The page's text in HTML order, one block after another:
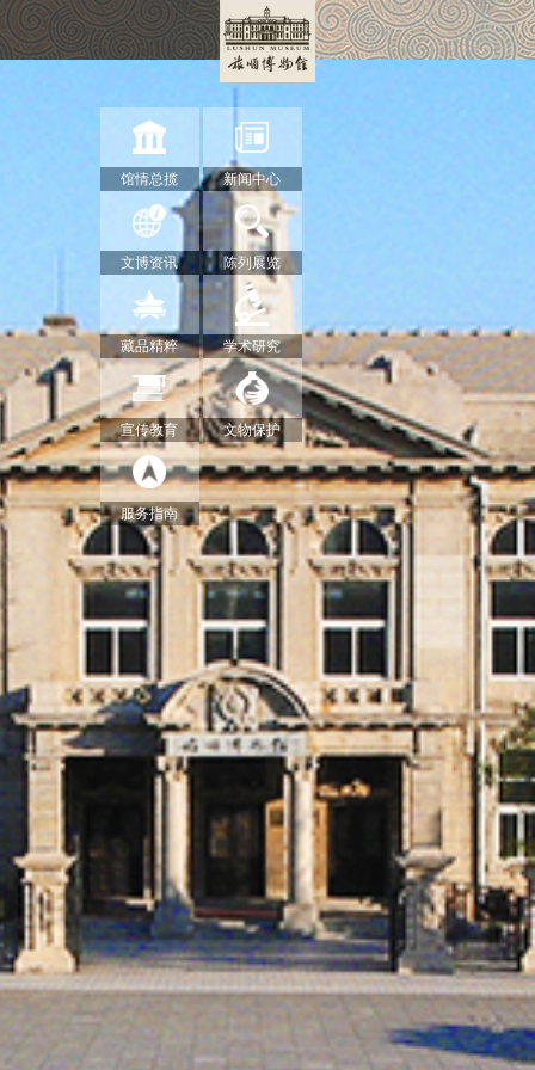
馆情总揽 新闻中心
文博资讯 陈列展览
藏品精粹 学术研究
宣传教育 文物保护
服务指南